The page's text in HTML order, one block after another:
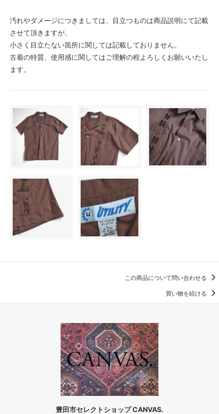
汚れやダメージにつきましては、目立つものは商品説明にて記載
させて頂きますが、
小さく目立たない箇所に関しては記載しておりません。
古着の特質、使用感に関してはご理解の程よろしくお願いいたし
ます。
この商品について問い合わせる
買い物を続ける
豊田市セレクトショップ CANVAS.